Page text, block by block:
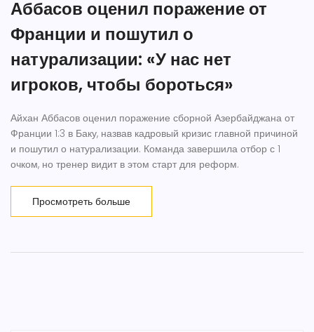
Аббасов оценил поражение от
Франции и пошутил о
натурализации: «У нас нет
игроков, чтобы бороться»
Айхан Аббасов оценил поражение сборной Азербайджана от
Франции 1:3 в Баку, назвав кадровый кризис главной причиной
и пошутил о натурализации. Команда завершила отбор с 1
очком, но тренер видит в этом старт для реформ.
Просмотреть больше